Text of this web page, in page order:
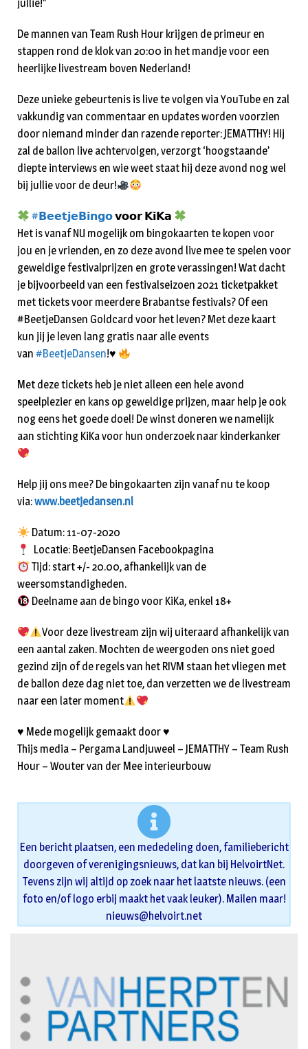
jullie!”
De mannen van Team Rush Hour krijgen de primeur en
stappen rond de klok van 20:00 in het mandje voor een
heerlijke livestream boven Nederland!
Deze unieke gebeurtenis is live te volgen via YouTube en zal
vakkundig van commentaar en updates worden voorzien
door niemand minder dan razende reporter: JEMATTHY! Hij
zal de ballon live achtervolgen, verzorgt ‘hoogstaande’
diepte interviews en wie weet staat hij deze avond nog wel
bij jullie voor de deur!
#𝗕𝗲𝗲𝘁𝗷𝗲𝗕𝗶𝗻𝗴𝗼𝘃𝗼𝗼𝗿 𝗞𝗶𝗞𝗮
Het is vanaf NU mogelijk om bingokaarten te kopen voor
jou en je vrienden, en zo deze avond live mee te spelen voor
geweldige festivalprijzen en grote verassingen! Wat dacht
je bijvoorbeeld van een festivalseizoen 2021 ticketpakket
met tickets voor meerdere Brabantse festivals? Of een
#BeetjeDansen Goldcard voor het leven? Met deze kaart
kun jij je leven lang gratis naar alle events
van #BeetjeDansen!♥️
Met deze tickets heb je niet alleen een hele avond
speelplezier en kans op geweldige prijzen, maar help je ook
nog eens het goede doel! De winst doneren we namelijk
aan stichting KiKa voor hun onderzoek naar kinderkanker
Help jij ons mee? De bingokaarten zijn vanaf nu te koop
via:www.beetjedansen.nl
Datum: 11-07-2020
Locatie: BeetjeDansen Facebookpagina
Tijd: start +/- 20.00, afhankelijk van de
weersomstandigheden.
Deelname aan de bingo voor KiKa, enkel 18+
Voor deze livestream zijn wij uiteraard afhankelijk van
een aantal zaken. Mochten de weergoden ons niet goed
gezind zijn of de regels van het RIVM staan het vliegen met
de ballon deze dag niet toe, dan verzetten we de livestream
naar een later moment
♥️ Mede mogelijk gemaakt door ♥️
Thijs media – Pergama Landjuweel – JEMATTHY – Team Rush
Hour – Wouter van der Mee interieurbouw
Een bericht plaatsen, een mededeling doen, familiebericht
doorgeven of verenigingsnieuws, dat kan bij HelvoirtNet.
Tevens zijn wij altijd op zoek naar het laatste nieuws. (een
foto en/of logo erbij maakt het vaak leuker). Mailen maar!
nieuws@helvoirt.net